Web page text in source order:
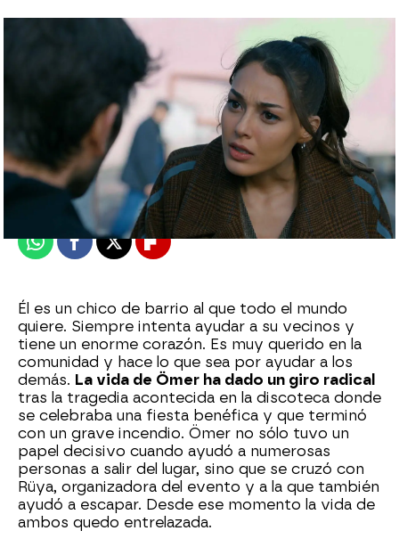
Publicado: 02 de diciembre de 2023, 22:03
WhatsappFacebook
X Flipboard
Él es un chico de barrio al que todo el mundo
quiere. Siempre intenta ayudar a su vecinos y
tiene un enorme corazón. Es muy querido en la
comunidad y hace lo que sea por ayudar a los
demás. La vida de Ömer ha dado un giro radical
tras la tragedia acontecida en la discoteca donde
se celebraba una fiesta benéfica y que terminó
con un grave incendio. Ömer no sólo tuvo un
papel decisivo cuando ayudó a numerosas
personas a salir del lugar, sino que se cruzó con
Rüya, organizadora del evento y a la que también
ayudó a escapar. Desde ese momento la vida de
ambos quedo entrelazada.